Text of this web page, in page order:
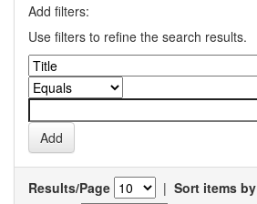
Add filters:
Use filters to refine the search results.
Results/Page | Sort items by